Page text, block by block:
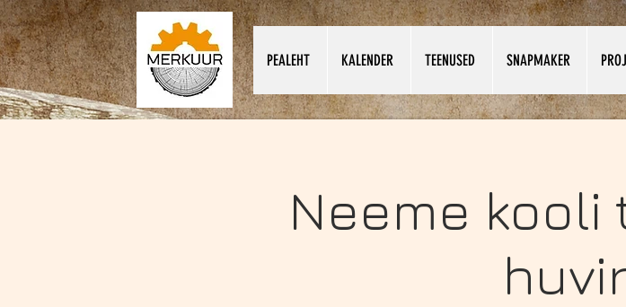
PEALEHT KALENDER TEENUSED SNAPMAKER
Neeme